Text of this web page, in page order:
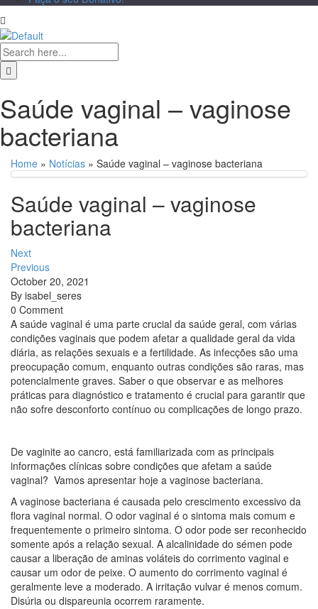
Saúde vaginal – vaginose
bacteriana
Home » Notícias » Saúde vaginal – vaginose bacteriana
Saúde vaginal – vaginose
bacteriana
Next
Previous
October 20, 2021
By isabel_seres
0 Comment
A saúde vaginal é uma parte crucial da saúde geral, com várias
condições vaginais que podem afetar a qualidade geral da vida
diária, as relações sexuais e a fertilidade. As infecções são uma
preocupação comum, enquanto outras condições são raras, mas
potencialmente graves. Saber o que observar e as melhores
práticas para diagnóstico e tratamento é crucial para garantir que
não sofre desconforto contínuo ou complicações de longo prazo.
De vaginite ao cancro, está familiarizada com as principais
informações clínicas sobre condições que afetam a saúde
vaginal? Vamos apresentar hoje a vaginose bacteriana.
A vaginose bacteriana é causada pelo crescimento excessivo da
flora vaginal normal. O odor vaginal é o sintoma mais comum e
frequentemente o primeiro sintoma. O odor pode ser reconhecido
somente após a relação sexual. A alcalinidade do sémen pode
causar a liberação de aminas voláteis do corrimento vaginal e
causar um odor de peixe. O aumento do corrimento vaginal é
geralmente leve a moderado. A irritação vulvar é menos comum.
Disúria ou dispareunia ocorrem raramente.